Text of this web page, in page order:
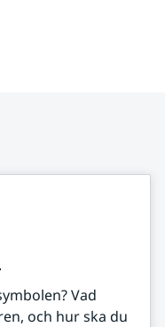
Vad
och hur ska du